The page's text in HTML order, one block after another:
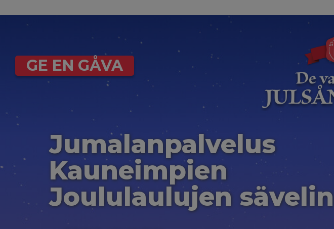
GE EN GÅVA
Jumalanpalvelus
Kauneimpien
Joululaulujen sävelin